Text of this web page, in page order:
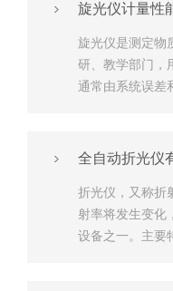
旋光仪计量性
旋光仪是测定物
研、教学部门，
通常由系统误差
全自动折光仪
折光仪，又称折
射率将发生变化
设备之一。主要